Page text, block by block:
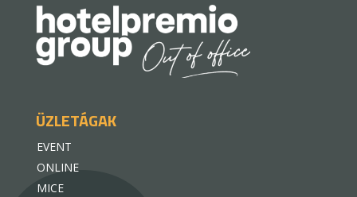
ÜZLETÁGAK
EVENT
ONLINE
MICE